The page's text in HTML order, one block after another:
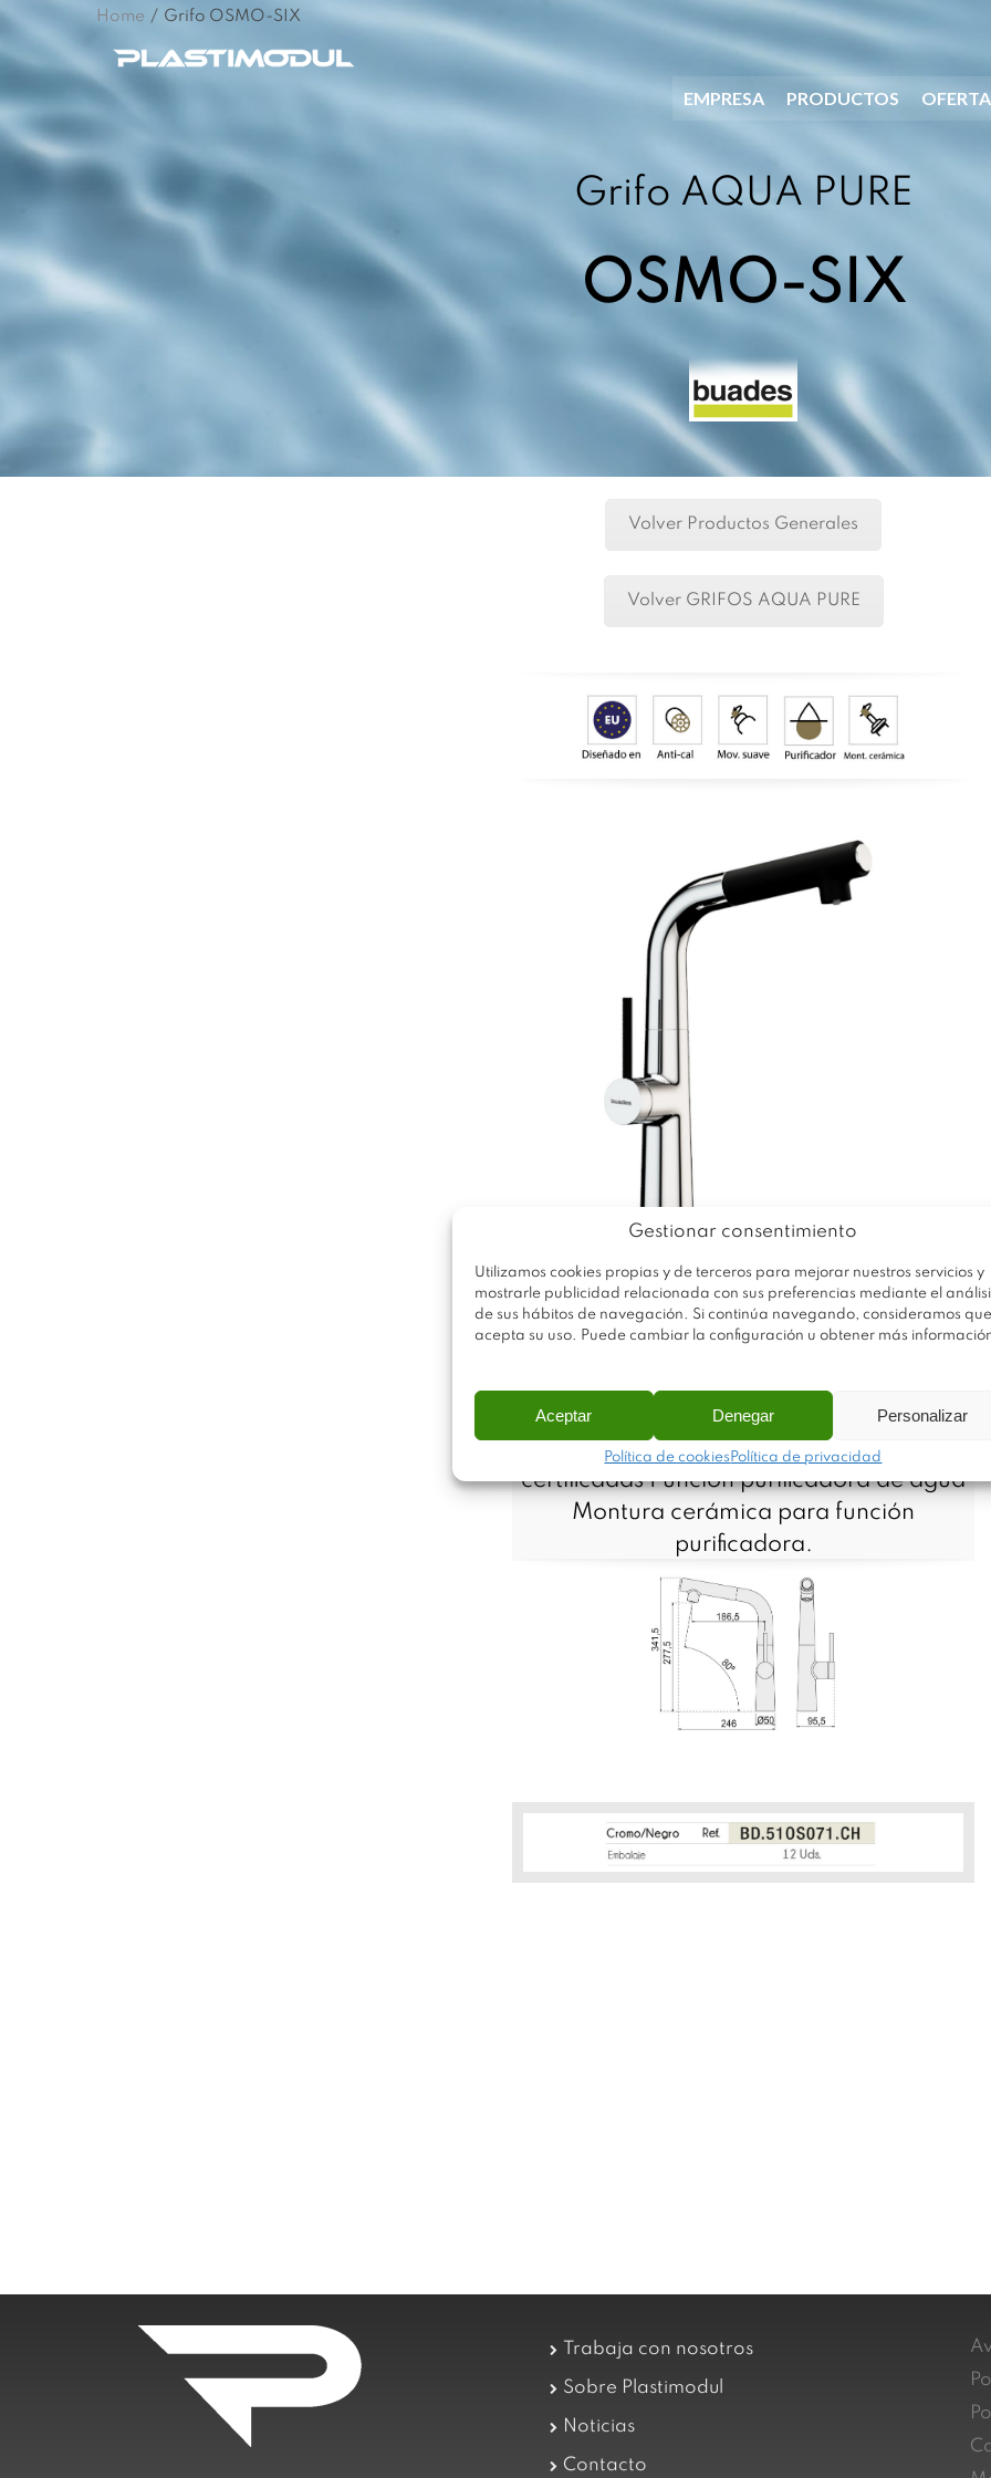
Gestionar consentimiento
Utilizamos cookies propias y de terceros para mejorar nuestros servicios y
mostrarle publicidad relacionada con sus preferencias mediante el
de sus hábitos de navegación. Si continúa navegando, consideramos que
acepta su uso. Puede cambiar la configuración u obtener más
Aceptar Denegar Personalizar
Política de cookies Política de privacidad
EMPRESA PRODUCTOS
Home / Grifo OSMO-SIX
Grifo AQUA PURE
OSMO-SIX
Volver Productos Generales
Volver GRIFOS AQUA PURE
Monomando fregadero purificador
caño alto
Aireador anti-calcáreo
Conexiones flexibles 3/8” 360 mm
certificadas Función purificadora de agua
Montura cerámica para función
purificadora.
Trabaja con nosotros
Sobre Plastimodul
Noticias
Contacto